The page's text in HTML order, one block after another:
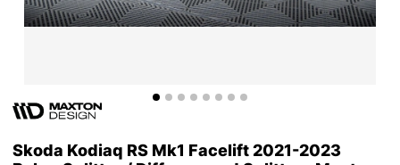
Skoda Kodiaq RS Mk1 Facelift 2021-2023